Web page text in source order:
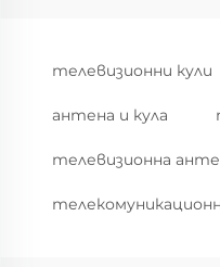
телевизионни кули
антена и кула
телевизионна